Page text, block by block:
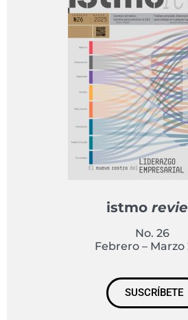
istmo
No. 26
Febrero – Marzo
SUSCRÍBETE